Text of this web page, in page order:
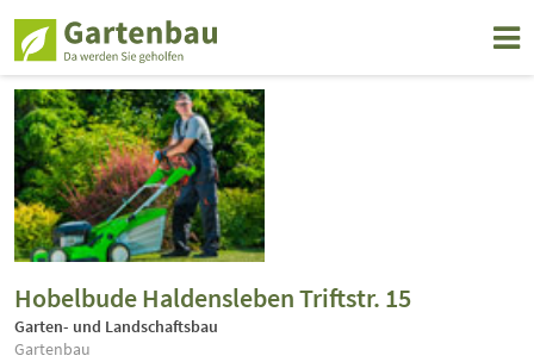
Hobelbude Haldensleben Triftstr. 15
Garten- und Landschaftsbau
Gartenbau